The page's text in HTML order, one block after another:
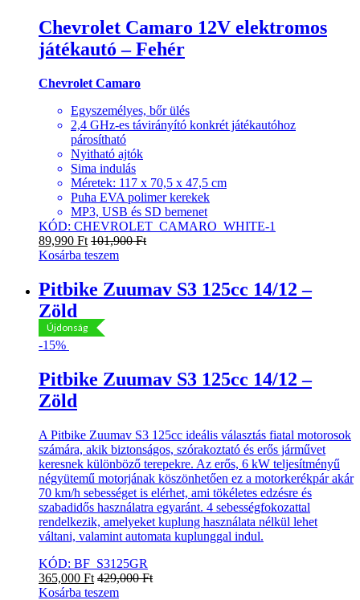
Chevrolet Camaro 12V elektromos
játékautó – Fehér
Chevrolet Camaro
Egyszemélyes, bőr ülés
2,4 GHz-es távirányító konkrét játékautóhoz
párosítható
Nyitható ajtók
Sima indulás
Méretek: 117 x 70,5 x 47,5 cm
Puha EVA polimer kerekek
MP3, USB és SD bemenet
KÓD: CHEVROLET_CAMARO_WHITE-1
89,990 Ft 101,900Ft
Kosárba teszem
Újdonság
Pitbike Zuumav S3 125cc 14/12 –
Zöld
-15%
Pitbike Zuumav S3 125cc 14/12 –
Zöld
A Pitbike Zuumav S3 125cc ideális választás fiatal motorosok
számára, akik biztonságos, szórakoztató és erős járművet
keresnek különböző terepekre. Az erős, 6 kW teljesítményű
négyütemű motorjának köszönhetően ez a motorkerékpár akár
70 km/h sebességet is elérhet, ami tökéletes edzésre és
szabadidős használatra egyaránt. 4 sebességfokozattal
rendelkezik, amelyeket kuplung használata nélkül lehet
váltani, valamint automata kuplunggal indul.
KÓD: BF_S3125GR
365,000 Ft 429,000Ft
Kosárba teszem